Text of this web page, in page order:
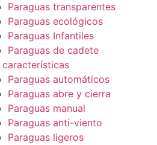
Paraguas transparentes
Paraguas ecológicos
Paraguas Infantiles
Paraguas de cadete
características
Paraguas automáticos
Paraguas abre y cierra
Paraguas manual
Paraguas anti-viento
Paraguas ligeros